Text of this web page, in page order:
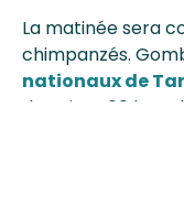
La matinée sera
chimpanzés.
nationaux de
d’environ 60